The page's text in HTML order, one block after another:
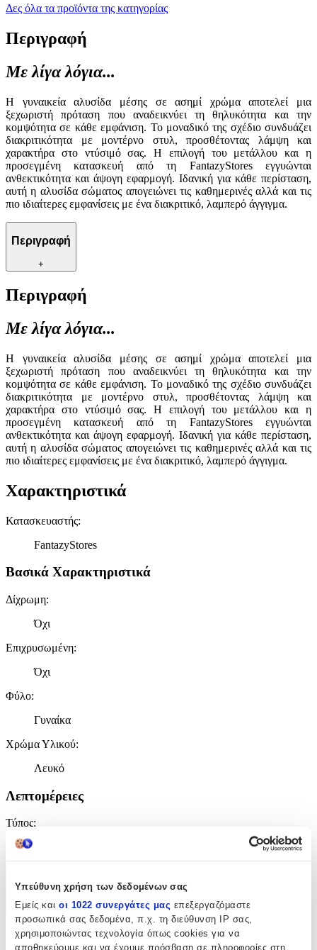
Υπεύθυνη χρήση των δεδομένων σας
Εμείς και οι 1022 συνεργάτες μας επεξεργαζόμαστε
προσωπικά σας δεδομένα, π.χ. τη διεύθυνση IP σας,
χρησιμοποιώντας τεχνολογία όπως cookies για να
αποθηκεύουμε και να έχουμε πρόσβαση σε πληροφορίες στη
Δες όλα τα προϊόντα της κατηγορίας
Περιγραφή
Με λίγα λόγια...
Η γυναικεία αλυσίδα μέσης σε ασημί χρώμα αποτελεί μια
ξεχωριστή πρόταση που αναδεικνύει τη θηλυκότητα και την
κομψότητα σε κάθε εμφάνιση. Το μοναδικό της σχέδιο συνδυάζει
διακριτικότητα με μοντέρνο στυλ, προσθέτοντας λάμψη και
χαρακτήρα στο ντύσιμό σας. Η επιλογή του μετάλλου και η
προσεγμένη κατασκευή από τη FantazyStores εγγυώνται
ανθεκτικότητα και άψογη εφαρμογή. Ιδανική για κάθε περίσταση,
αυτή η αλυσίδα σώματος απογειώνει τις καθημερινές αλλά και τις
πιο ιδιαίτερες εμφανίσεις με ένα διακριτικό, λαμπερό άγγιγμα.
Περιγραφή
+
Περιγραφή
Με λίγα λόγια...
Η γυναικεία αλυσίδα μέσης σε ασημί χρώμα αποτελεί μια
ξεχωριστή πρόταση που αναδεικνύει τη θηλυκότητα και την
κομψότητα σε κάθε εμφάνιση. Το μοναδικό της σχέδιο συνδυάζει
διακριτικότητα με μοντέρνο στυλ, προσθέτοντας λάμψη και
χαρακτήρα στο ντύσιμό σας. Η επιλογή του μετάλλου και η
προσεγμένη κατασκευή από τη FantazyStores εγγυώνται
ανθεκτικότητα και άψογη εφαρμογή. Ιδανική για κάθε περίσταση,
αυτή η αλυσίδα σώματος απογειώνει τις καθημερινές αλλά και τις
πιο ιδιαίτερες εμφανίσεις με ένα διακριτικό, λαμπερό άγγιγμα.
Χαρακτηριστικά
Κατασκευαστής:
FantazyStores
Βασικά Χαρακτηριστικά
Δίχρωμη:
Όχι
Επιχρυσωμένη:
Όχι
Φύλο:
Γυναίκα
Χρώμα Υλικού:
Λευκό
Λεπτομέρειες
Τύπος:
Χαρακτηριστικά
+
Χαρακτηριστικά